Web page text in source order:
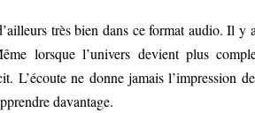
très bien dans ce format audio. Il y
lorsque l’univers devient plus
L’écoute ne donne jamais l’impression
davantage.